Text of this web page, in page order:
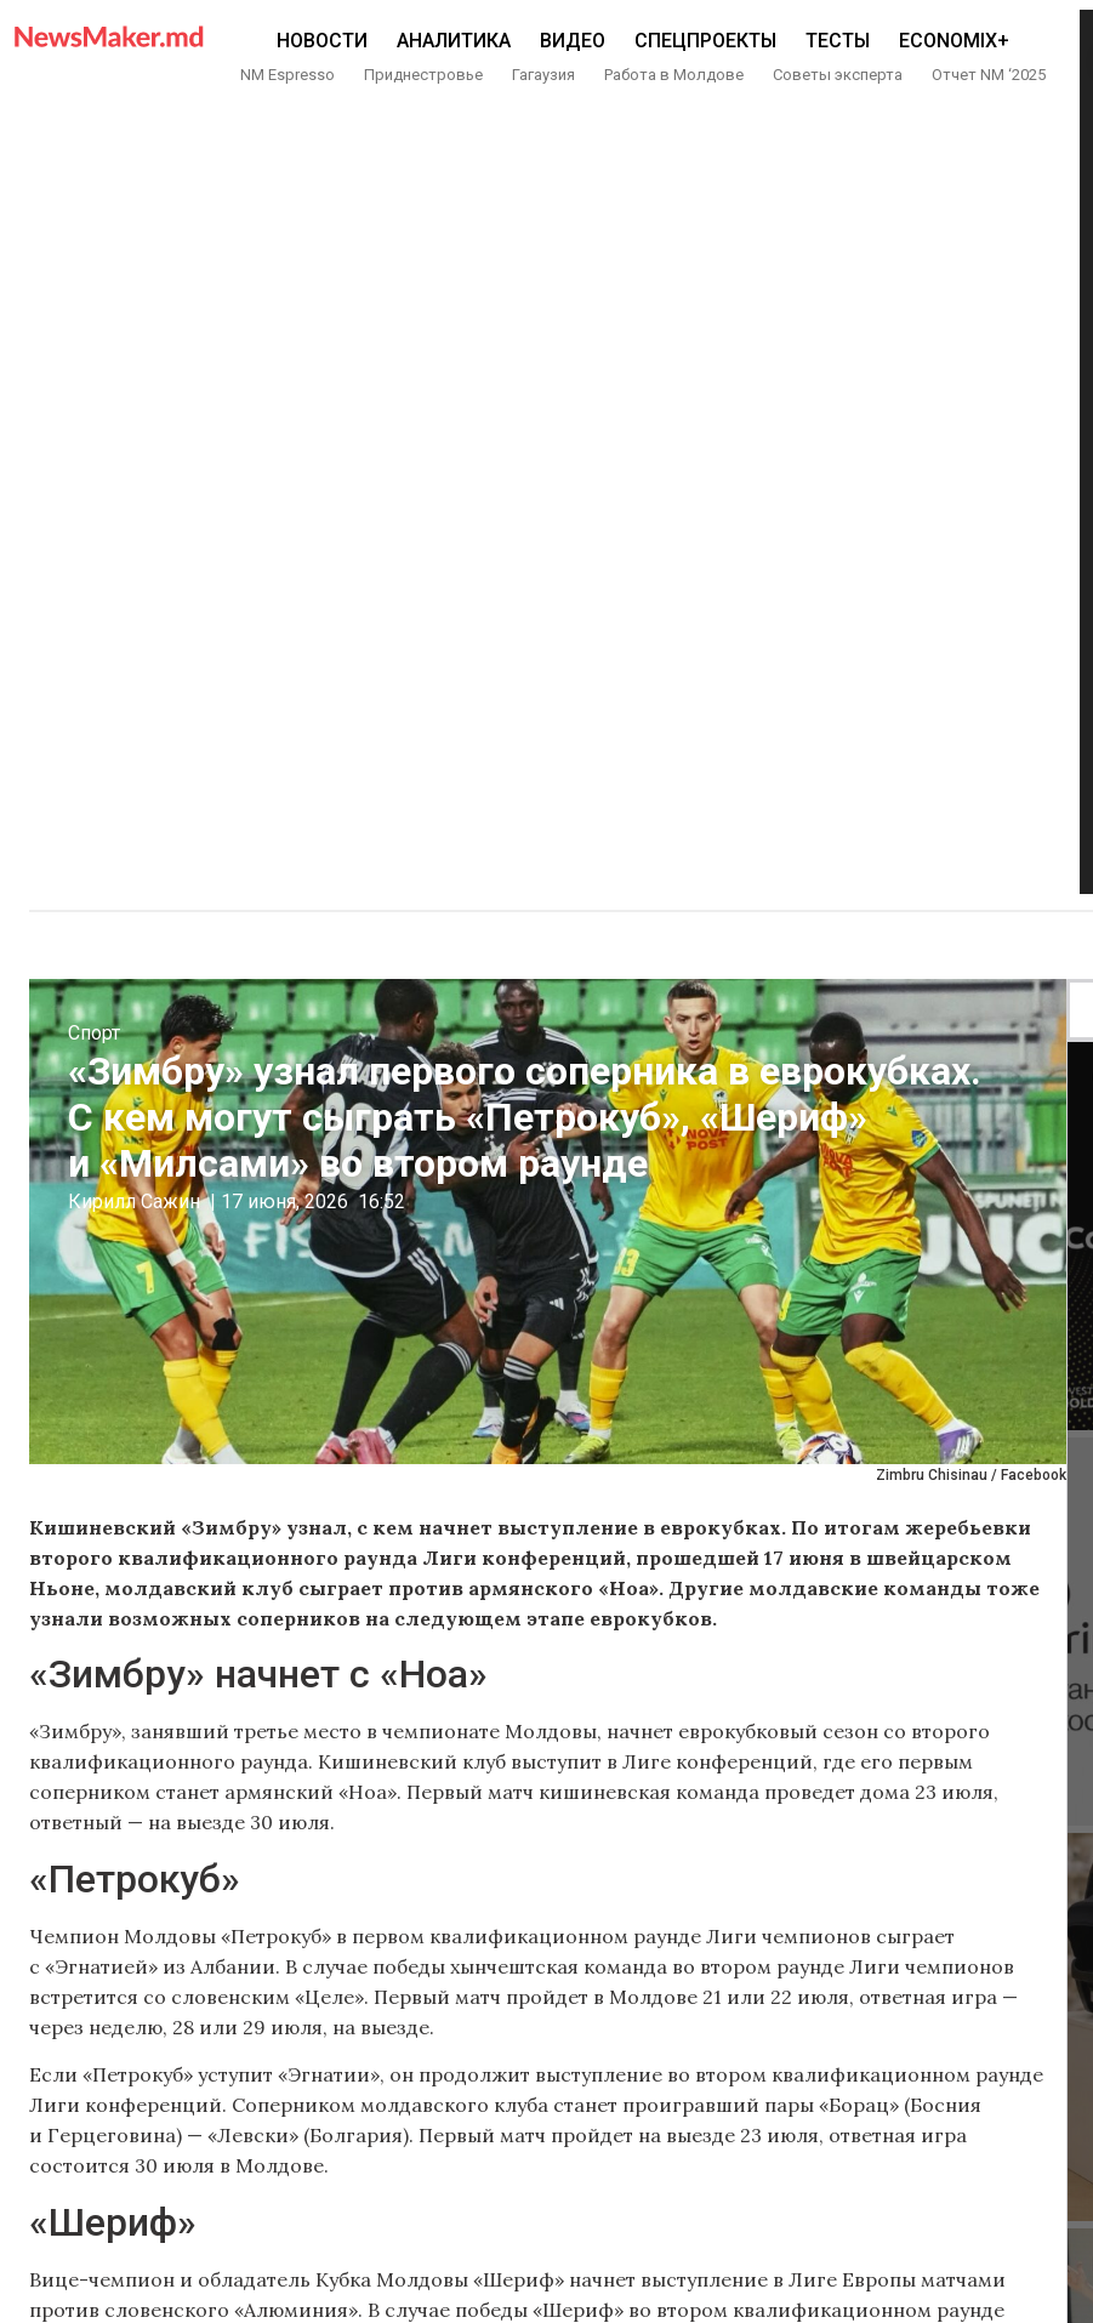
НОВОСТИ АНАЛИТИКА ВИДЕО СПЕЦПРОЕКТЫ ТЕСТЫ ECONOMIX+
NM Espresso Приднестровье Гагаузия Работа в Молдове Советы эксперта Отчет NM ‘2025
Zimbru Chisinau / Facebook
Спорт
«Зимбру» узнал первого соперника в еврокубках.
С кем могут сыграть «Петрокуб», «Шериф»
и «Милсами» во втором раунде
Кирилл Сажин | 17 июня, 2026 16:52
Кишиневский «Зимбру» узнал, с кем начнет выступление в еврокубках. По итогам жеребьевки
второго квалификационного раунда Лиги конференций, прошедшей 17 июня в швейцарском
Ньоне, молдавский клуб сыграет против армянского «Ноа». Другие молдавские команды тоже
узнали возможных соперников на следующем этапе еврокубков.
«Зимбру» начнет с «Ноа»
«Зимбру», занявший третье место в чемпионате Молдовы, начнет еврокубковый сезон со второго
квалификационного раунда. Кишиневский клуб выступит в Лиге конференций, где его первым
соперником станет армянский «Ноа». Первый матч кишиневская команда проведет дома 23 июля,
ответный — на выезде 30 июля.
«Петрокуб»
Чемпион Молдовы «Петрокуб» в первом квалификационном раунде Лиги чемпионов сыграет
с «Эгнатией» из Албании. В случае победы хынчештская команда во втором раунде Лиги чемпионов
встретится со словенским «Целе». Первый матч пройдет в Молдове 21 или 22 июля, ответная игра —
через неделю, 28 или 29 июля, на выезде.
Если «Петрокуб» уступит «Эгнатии», он продолжит выступление во втором квалификационном раунде
Лиги конференций. Соперником молдавского клуба станет проигравший пары «Борац» (Босния
и Герцеговина) — «Левски» (Болгария). Первый матч пройдет на выезде 23 июля, ответная игра
состоится 30 июля в Молдове.
«Шериф»
Вице-чемпион и обладатель Кубка Молдовы «Шериф» начнет выступление в Лиге Европы матчами
против словенского «Алюминия». В случае победы «Шериф» во втором квалификационном раунде